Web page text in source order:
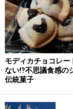
ナポリの文
ス
モディカチョコレー
ない⁉不思議食感の
伝統菓子